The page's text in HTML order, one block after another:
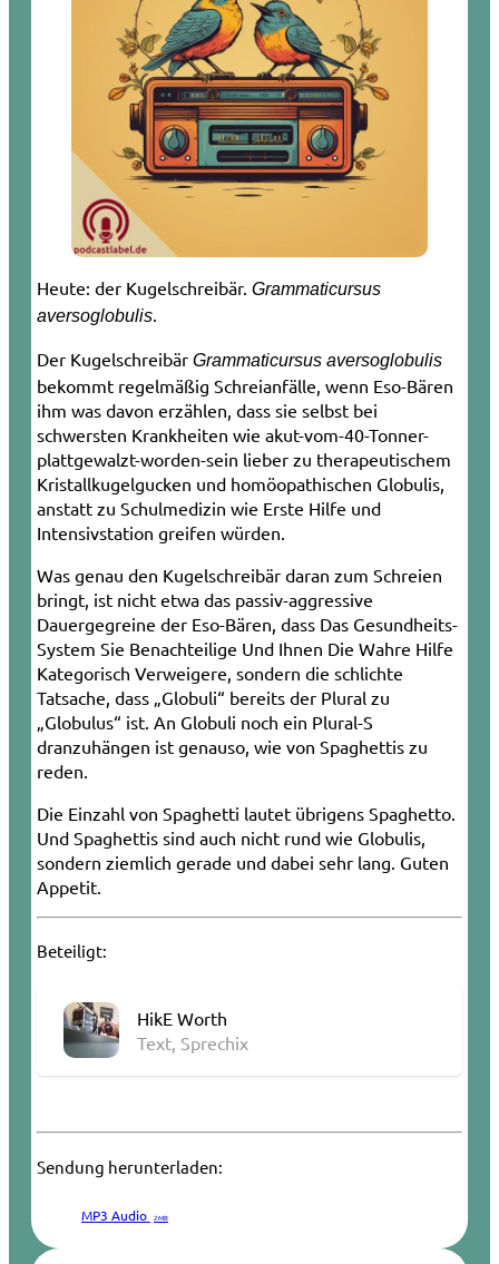
Heute: der Kugelschreibär. Grammaticursus
aversoglobulis
Der Kugelschreibär Grammaticursus aversoglobulis
bekommt regelmäßig Schreianfälle, wenn Eso-Bären
ihm was davon erzählen, dass sie selbst bei
schwersten Krankheiten wie akut-vom-40-Tonner-
plattgewalzt-worden-sein lieber zu therapeutischem
Kristallkugelgucken und homöopathischen Globulis,
anstatt zu Schulmedizin wie Erste Hilfe und
Intensivstation greifen würden.
Was genau den Kugelschreibär daran zum Schreien
bringt, ist nicht etwa das passiv-aggressive
Dauergegreine der Eso-Bären, dass Das Gesundheits-
System Sie Benachteilige Und Ihnen Die Wahre Hilfe
Kategorisch Verweigere, sondern die schlichte
Tatsache, dass „Globuli“ bereits der Plural zu
„Globulus“ ist. An Globuli noch ein Plural-S
dranzuhängen ist genauso, wie von Spaghettis zu
reden.
Die Einzahl von Spaghetti lautet übrigens Spaghetto.
Und Spaghettis sind auch nicht rund wie Globulis,
sondern ziemlich gerade und dabei sehr lang. Guten
Appetit.
Beteiligt:
HikE Worth
Text, Sprechix
Sendung herunterladen:
MP3 Audio 2 MB